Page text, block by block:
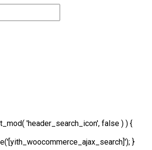
'header_search_icon', false ) ) {
}